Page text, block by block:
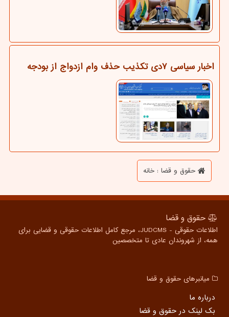
اخبار سیاسی ۷دی تکذیب حذف وام ازدواج از بودجه
حقوق و قضا : خانه
حقوق و قضا
اطلاعات حقوقی - JUDCMS، مرجع کامل اطلاعات حقوقی و قضایی برای
همه، از شهروندان عادی تا متخصصین
میانبرهای حقوق و قضا
درباره ما
بک لینک در حقوق و قضا